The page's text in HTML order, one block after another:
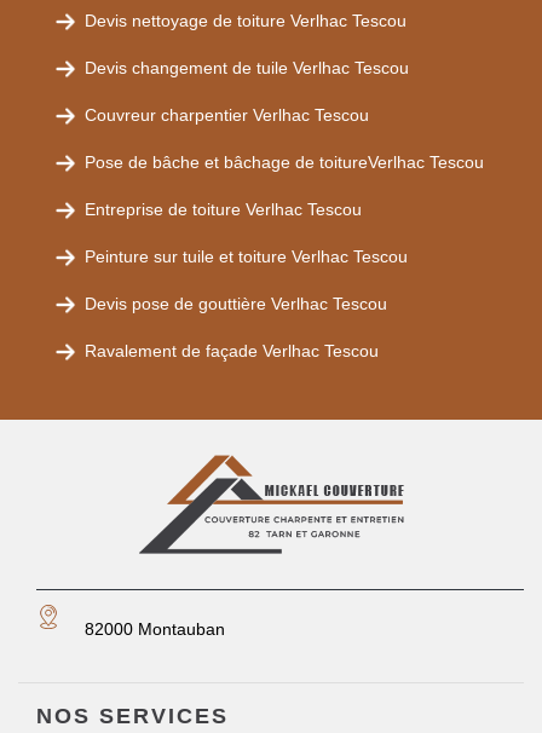
Devis nettoyage de toiture Verlhac Tescou
Devis changement de tuile Verlhac Tescou
Couvreur charpentier Verlhac Tescou
Pose de bâche et bâchage de toitureVerlhac Tescou
Entreprise de toiture Verlhac Tescou
Peinture sur tuile et toiture Verlhac Tescou
Devis pose de gouttière Verlhac Tescou
Ravalement de façade Verlhac Tescou
82000 Montauban
NOS SERVICES